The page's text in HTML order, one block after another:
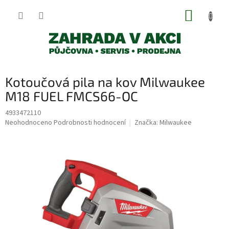
Kotoučová pila na kov Milwaukee
M18 FUEL FMCS66-OC
4933472110
Průměrné
Neohodnoceno Podrobnosti hodnocení Značka: Milwaukee